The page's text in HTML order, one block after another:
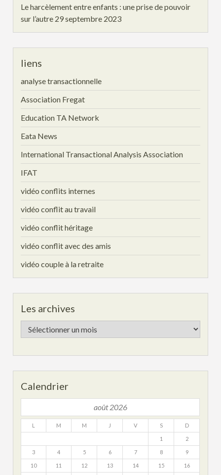
Le harcèlement entre enfants : une prise de pouvoir
sur l’autre 29 septembre 2023
liens
analyse transactionnelle
Association Fregat
Education TA Network
Eata News
International Transactional Analysis Association
IFAT
vidéo conflits internes
vidéo conflit au travail
vidéo conflit héritage
vidéo conflit avec des amis
vidéo couple à la retraite
Les archives
Les
archives
Calendrier
août 2026
L M M J V S D
1 2
3 4 5 6 7 8 9
10 11 12 13 14 15 16